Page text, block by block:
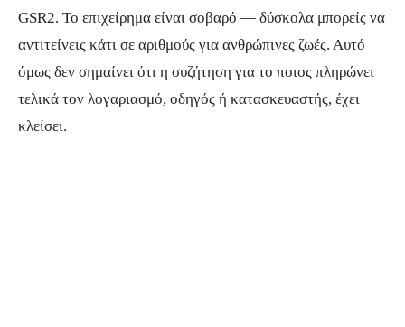
GSR2. Το επιχείρημα είναι σοβαρό — δύσκολα μπορείς να
αντιτείνεις κάτι σε αριθμούς για ανθρώπινες ζωές. Αυτό
όμως δεν σημαίνει ότι η συζήτηση για το ποιος πληρώνει
τελικά τον λογαριασμό, οδηγός ή κατασκευαστής, έχει
κλείσει.